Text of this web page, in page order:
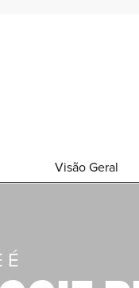
Visão Geral
É